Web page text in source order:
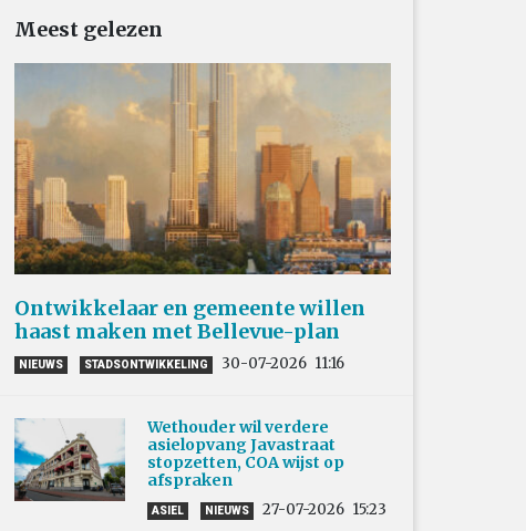
Meest gelezen
Ontwikkelaar en gemeente willen
haast maken met Bellevue-plan
NIEUWS STADSONTWIKKELING 30-07-2026 11:16
Wethouder wil verdere
asielopvang Javastraat
stopzetten, COA wijst op
afspraken
ASIEL NIEUWS 27-07-2026 15:23